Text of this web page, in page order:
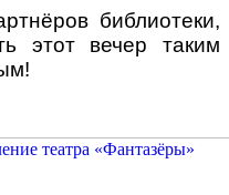
библиотеки,
этот вечер таким